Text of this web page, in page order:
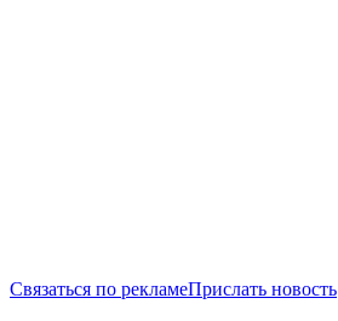
Связаться по рекламеПрислать новость